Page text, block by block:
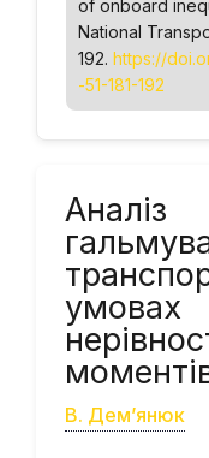
of onboard
National
192. https://
-51-181-192
В. Дем’янюк